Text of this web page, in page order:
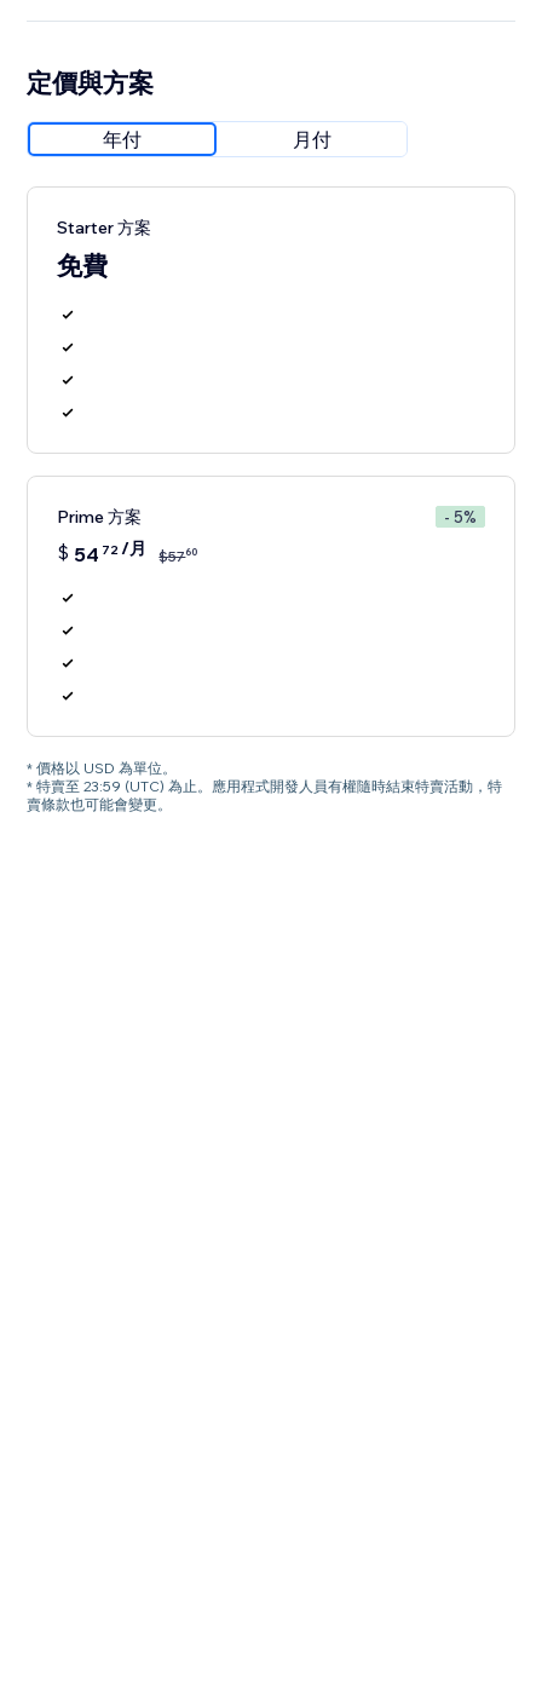
定價與方案
年付 月付
Starter 方案
免費
Prime 方案 - 5%
$ 54 72/月 $5760
* 價格以 USD 為單位。
* 特賣至 23:59 (UTC) 為止。應用程式開發人員有權隨時結束特賣活動，特
賣條款也可能會變更。